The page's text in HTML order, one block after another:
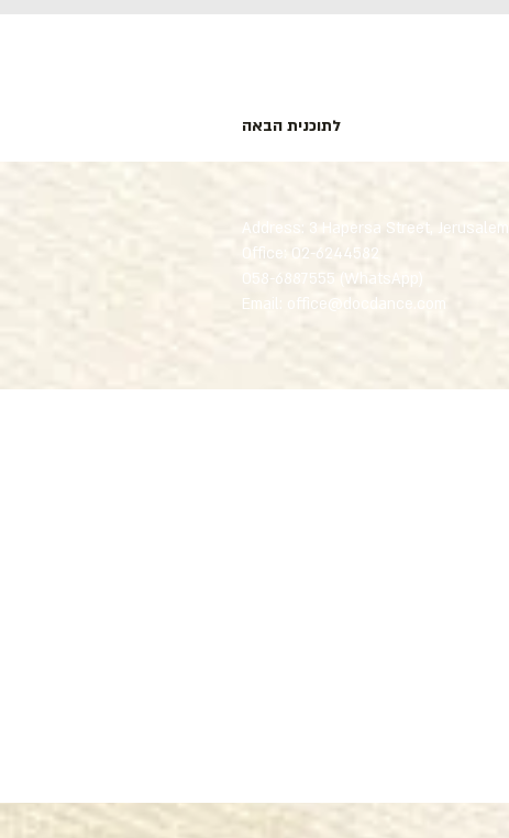
לתוכנית הבאה
Address: 3 Hapersa Street, Jerusalem
Office: 02-6244582
058-6887555 (WhatsApp)
Email:
office@docdance.com